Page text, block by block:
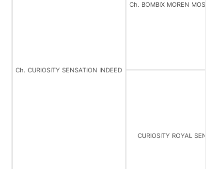
Ch. CURIOSITY SENSATION INDEED
Ch. BOMBIX MOREN MOST
CURIOSITY ROYAL